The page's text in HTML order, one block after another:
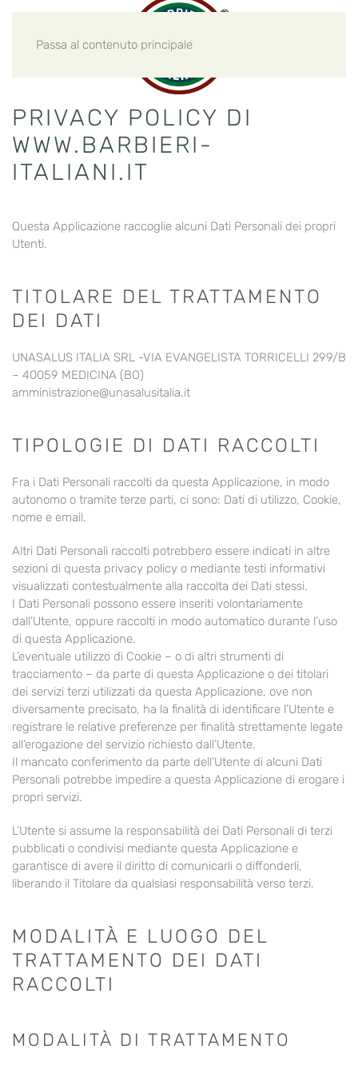
Passa al contenuto principale
PRIVACY POLICY DI
WWW.BARBIERI-
ITALIANI.IT
Questa Applicazione raccoglie alcuni Dati Personali dei propri
Utenti.
TITOLARE DEL TRATTAMENTO
DEI DATI
UNASALUS ITALIA SRL -VIA EVANGELISTA TORRICELLI 299/B
– 40059 MEDICINA (BO)
amministrazione@unasalusitalia.it
TIPOLOGIE DI DATI RACCOLTI
Fra i Dati Personali raccolti da questa Applicazione, in modo
autonomo o tramite terze parti, ci sono: Dati di utilizzo, Cookie,
nome e email.
Altri Dati Personali raccolti potrebbero essere indicati in altre
sezioni di questa privacy policy o mediante testi informativi
visualizzati contestualmente alla raccolta dei Dati stessi.
I Dati Personali possono essere inseriti volontariamente
dall’Utente, oppure raccolti in modo automatico durante l’uso
di questa Applicazione.
L’eventuale utilizzo di Cookie – o di altri strumenti di
tracciamento – da parte di questa Applicazione o dei titolari
dei servizi terzi utilizzati da questa Applicazione, ove non
diversamente precisato, ha la finalità di identificare l’Utente e
registrare le relative preferenze per finalità strettamente legate
all’erogazione del servizio richiesto dall’Utente.
Il mancato conferimento da parte dell’Utente di alcuni Dati
Personali potrebbe impedire a questa Applicazione di erogare i
propri servizi.
L’Utente si assume la responsabilità dei Dati Personali di terzi
pubblicati o condivisi mediante questa Applicazione e
garantisce di avere il diritto di comunicarli o diffonderli,
liberando il Titolare da qualsiasi responsabilità verso terzi.
MODALITÀ E LUOGO DEL
TRATTAMENTO DEI DATI
RACCOLTI
MODALITÀ DI TRATTAMENTO